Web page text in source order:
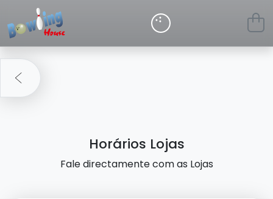
Horários Lojas
Fale directamente com as Lojas